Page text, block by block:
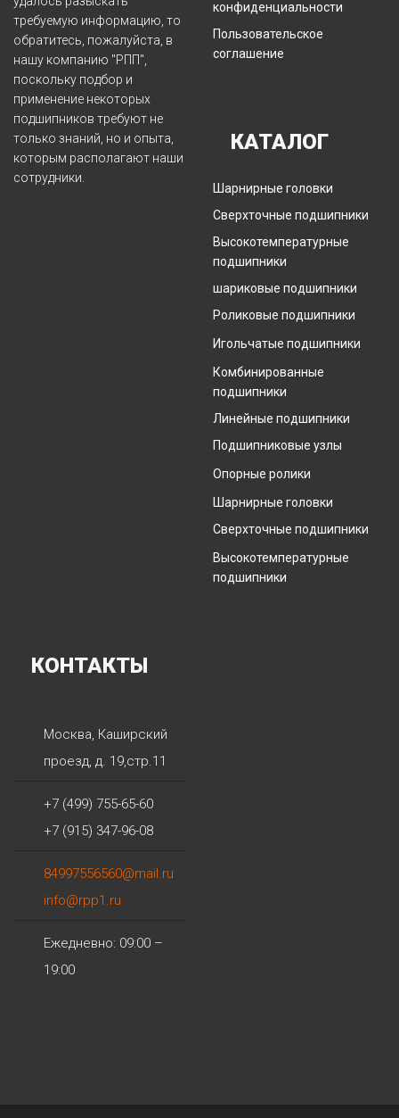
требуемую информацию, то
обратитесь, пожалуйста, в
нашу компанию "РПП",
поскольку подбор и
применение некоторых
подшипников требуют не
только знаний, но и опыта,
которым располагают наши
сотрудники.
конфиденциальности
Пользовательское
соглашение
КАТАЛОГ
Шарнирные головки
Сверхточные подшипники
Высокотемпературные
подшипники
шариковые подшипники
Роликовые подшипники
Игольчатые подшипники
Комбинированные
подшипники
Линейные подшипники
Подшипниковые узлы
Опорные ролики
Шарнирные головки
Сверхточные подшипники
Высокотемпературные
подшипники
КОНТАКТЫ
Москва, Каширский
проезд, д. 19,стр.11
+7 (499) 755-65-60
+7 (915) 347-96-08
84997556560@mail.ru
info@rpp1.ru
Ежедневно: 09:00 –
19:00